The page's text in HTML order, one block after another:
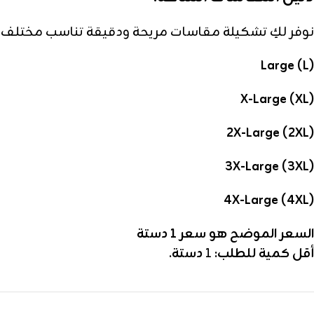
نوفر لكِ تشكيلة مقاسات مريحة ودقيقة تناسب مختلف
Large (L)
X-Large (XL)
2X-Large (2XL)
3X-Large (3XL)
4X-Large (4XL)
السعر الموضح هو سعر 1 دستة
أقل كمية للطلب: دستة.